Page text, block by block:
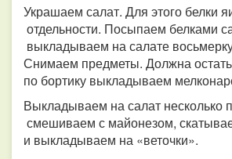
Украшаем салат. Для этого белки
отдельности. Посыпаем белками
выкладываем на салате
Снимаем предметы. Должна
по бортику выкладываем
Выкладываем на салат несколько
смешиваем с майонезом,
и выкладываем на «веточки».